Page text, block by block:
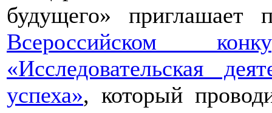
будущего» приглашает
Всероссийском
«Исследовательская
успеха», который